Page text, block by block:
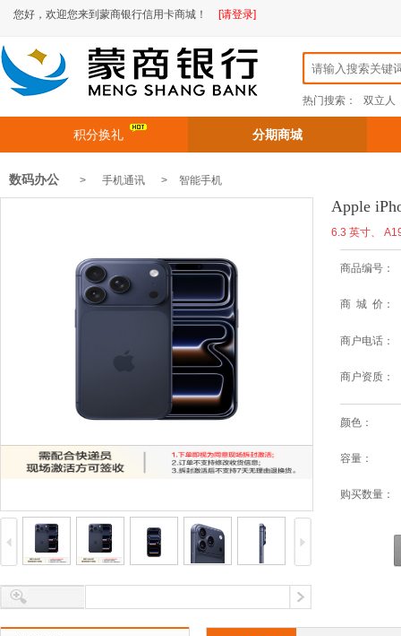
您好，欢迎您来到蒙商银行信用卡商城！ [请登录]
热门搜索： 双立人
积分换礼 分期商城
数码办公 > 手机通讯 > 智能手机
Apple
6.3 英寸、
商品编号：
商 城 价：
商户电话：
商户资质：
颜色：
容量：
购买数量：